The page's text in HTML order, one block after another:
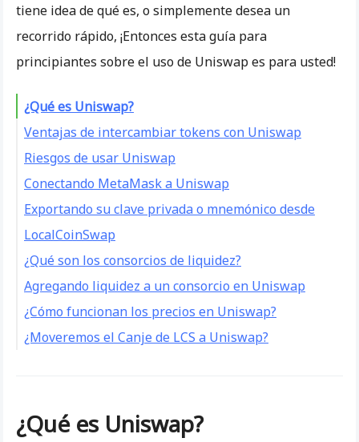
tiene idea de qué es, o simplemente desea un
recorrido rápido, ¡Entonces esta guía para
principiantes sobre el uso de Uniswap es para usted!
¿Qué es Uniswap?
Ventajas de intercambiar tokens con Uniswap
Sin custodia:
Comercio libre de KYC:
Amplio acceso al ecosistema Ethereum:
Gane comisiones al proporcionar liquidez:
Riesgos de usar Uniswap
Tokens falsos:
Precios de Gas volátiles:
Pérdida impermanente:
Conectando MetaMask a Uniswap
Exportando su clave privada o mnemónico desde
LocalCoinSwap
¿Qué son los consorcios de liquidez?
Agregando liquidez a un consorcio en Uniswap
¿Cómo funcionan los precios en Uniswap?
¿Moveremos el Canje de LCS a Uniswap?
¿Qué es Uniswap?